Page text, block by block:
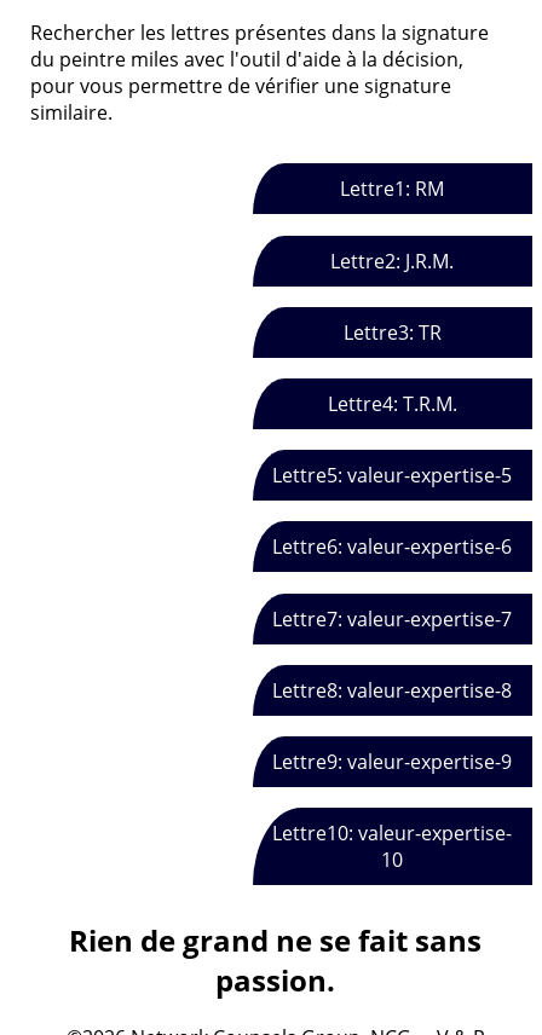
Rechercher les lettres présentes dans la signature
du peintre miles avec l'outil d'aide à la décision,
pour vous permettre de vérifier une signature
similaire.
Lettre1: RM
Lettre2: J.R.M.
Lettre3: TR
Lettre4: T.R.M.
Lettre5: valeur-expertise-5
Lettre6: valeur-expertise-6
Lettre7: valeur-expertise-7
Lettre8: valeur-expertise-8
Lettre9: valeur-expertise-9
Lettre10: valeur-expertise-
10
Rien de grand ne se fait sans
passion.